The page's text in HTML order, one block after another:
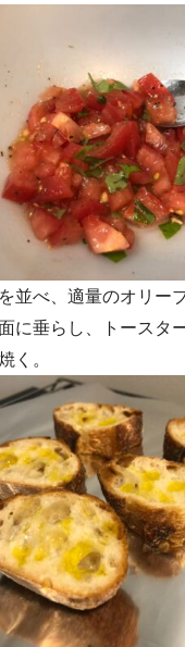
並べ、適量のオリー
に垂らし、トースタ
く。